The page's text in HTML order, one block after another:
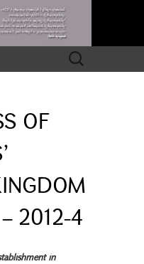
Search
for:
OF
2012-4
in